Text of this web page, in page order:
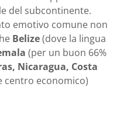
del subcontinente.
emotivo comune non
Belize(dove la lingua
(per un buon 66%
Nicaragua, Costa
centro economico)